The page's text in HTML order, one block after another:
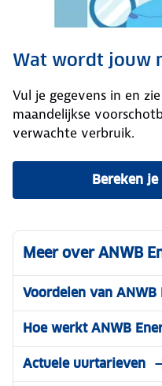
Wat wordt jouw
Vul je gegevens in en
maandelijkse
verwachte verbruik.
Bereken
Meer over ANWB
Voordelen van ANWB
Hoe werkt ANWB
Actuele uurtarieven